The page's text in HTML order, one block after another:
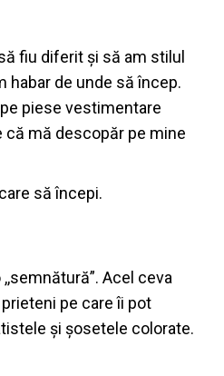
fiu diferit și să am stilul
habar de unde să încep.
piese vestimentare
că mă descopăr pe mine
să începi.
Acel ceva
pe care îi pot
și șosetele colorate.